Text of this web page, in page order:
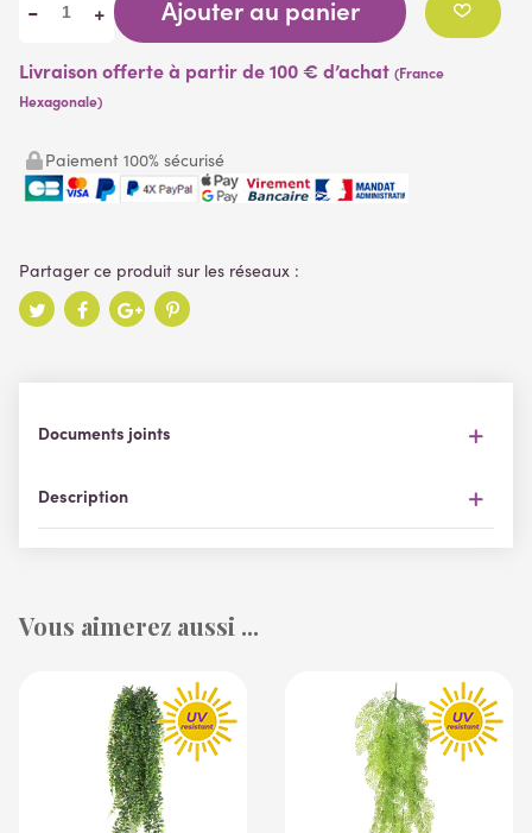
- + Ajouter au panier
Livraison offerte à partir de 100 € d’achat (France
Hexagonale)
Paiement 100% sécurisé
Description
Documents joints
Vous aimerez aussi ...